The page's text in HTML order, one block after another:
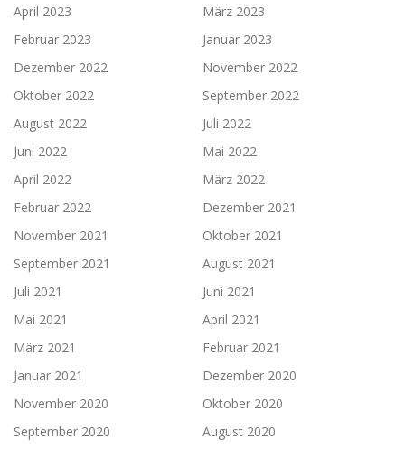
April 2023
März 2023
Februar 2023
Januar 2023
Dezember 2022
November 2022
Oktober 2022
September 2022
August 2022
Juli 2022
Juni 2022
Mai 2022
April 2022
März 2022
Februar 2022
Dezember 2021
November 2021
Oktober 2021
September 2021
August 2021
Juli 2021
Juni 2021
Mai 2021
April 2021
März 2021
Februar 2021
Januar 2021
Dezember 2020
November 2020
Oktober 2020
September 2020
August 2020